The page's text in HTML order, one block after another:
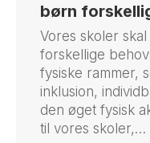
børn
Vores skoler
forskellige
fysiske rammer,
inklusion,
den øget fysisk
til vores skoler,…